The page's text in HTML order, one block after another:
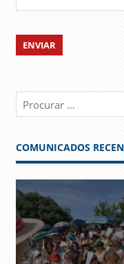
COMUNICADOS